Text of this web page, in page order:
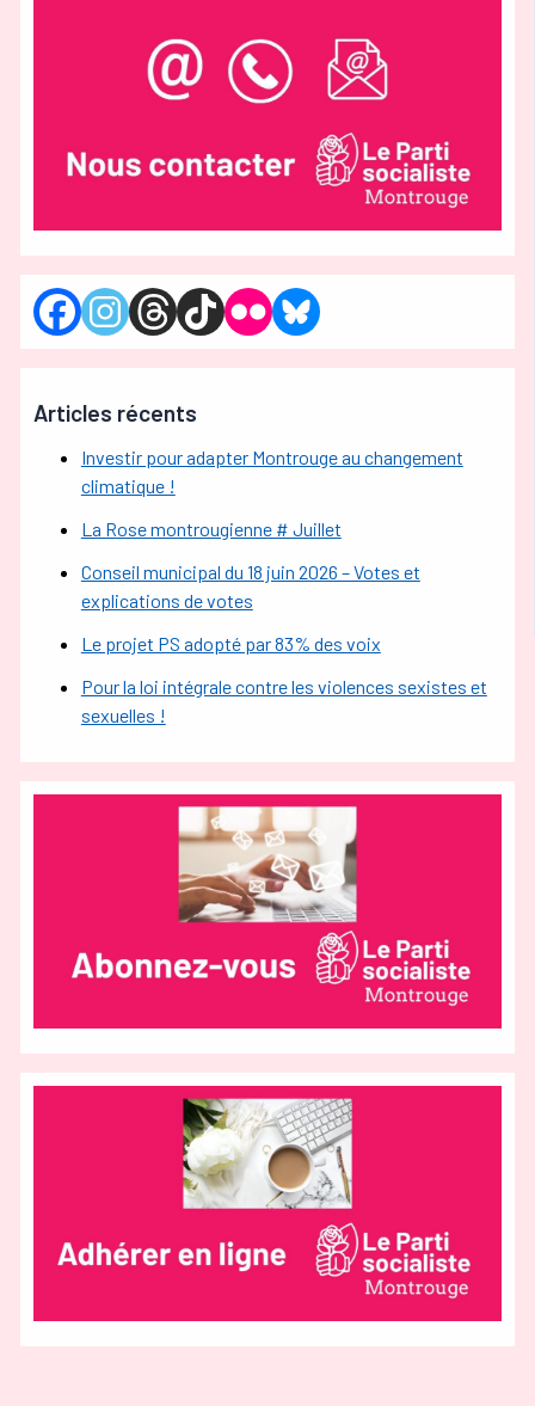
Articles récents
Investir pour adapter Montrouge au changement
climatique !
La Rose montrougienne # Juillet
Conseil municipal du 18 juin 2026 – Votes et
explications de votes
Le projet PS adopté par 83% des voix
Pour la loi intégrale contre les violences sexistes et
sexuelles !